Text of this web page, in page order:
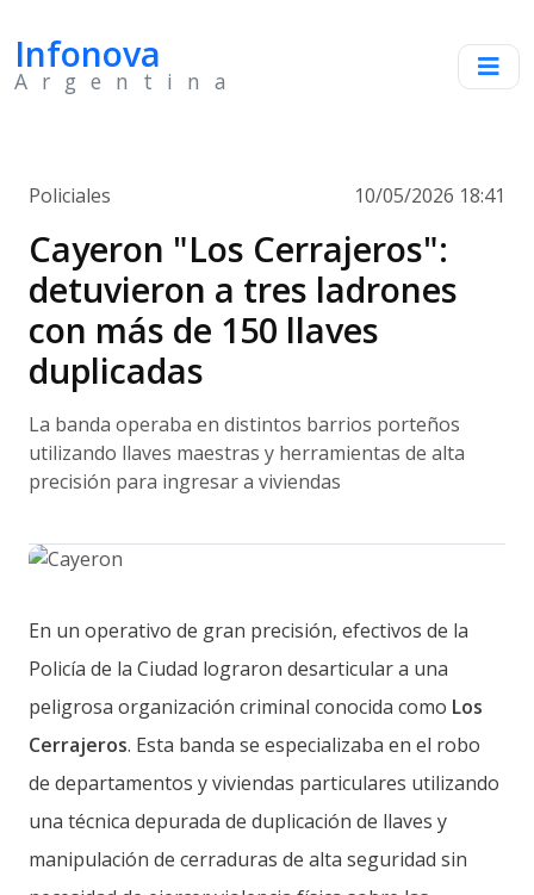
Infonova
Argentina
Policiales 10/05/2026 18:41
Cayeron "Los Cerrajeros":
detuvieron a tres ladrones
con más de 150 llaves
duplicadas
La banda operaba en distintos barrios porteños
utilizando llaves maestras y herramientas de alta
precisión para ingresar a viviendas
En un operativo de gran precisión, efectivos de la
Policía de la Ciudad lograron desarticular a una
peligrosa organización criminal conocida como Los
Cerrajeros. Esta banda se especializaba en el robo
de departamentos y viviendas particulares utilizando
una técnica depurada de duplicación de llaves y
manipulación de cerraduras de alta seguridad sin